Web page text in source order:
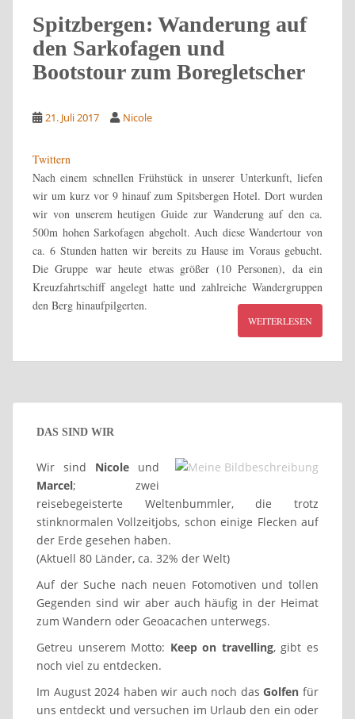
Spitzbergen: Wanderung auf
den Sarkofagen und
Bootstour zum Boregletscher
21. Juli 2017 Nicole
Twittern
Nach einem schnellen Frühstück in unserer Unterkunft, liefen
wir um kurz vor 9 hinauf zum Spitsbergen Hotel. Dort wurden
wir von unserem heutigen Guide zur Wanderung auf den ca.
500m hohen Sarkofagen abgeholt. Auch diese Wandertour von
ca. 6 Stunden hatten wir bereits zu Hause im Voraus gebucht.
Die Gruppe war heute etwas größer (10 Personen), da ein
Kreuzfahrtschiff angelegt hatte und zahlreiche Wandergruppen
den Berg hinaufpilgerten.
WEITERLESEN
DAS SIND WIR
Wir sind Nicole und
Marcel; zwei
reisebegeisterte Weltenbummler, die trotz
stinknormalen Vollzeitjobs, schon einige Flecken auf
der Erde gesehen haben.
(Aktuell 80 Länder, ca. 32% der Welt)
Auf der Suche nach neuen Fotomotiven und tollen
Gegenden sind wir aber auch häufig in der Heimat
zum Wandern oder Geoacachen unterwegs.
Getreu unserem Motto: Keep on travelling, gibt es
noch viel zu entdecken.
Im August 2024 haben wir auch noch dasGolfen für
uns entdeckt und versuchen im Urlaub den ein oder